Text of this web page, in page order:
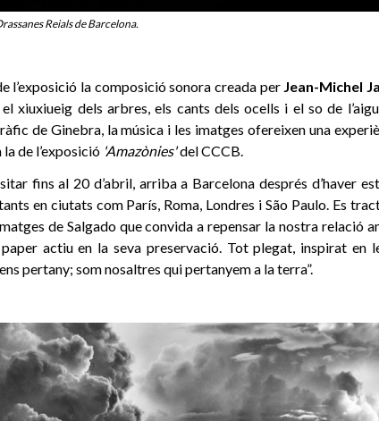
Reials de Barcelona.
l’exposició la composició sonora creada per Jean-Michel
xiuxiueig dels arbres, els cants dels ocells i el so de
de Ginebra, la música i les imatges ofereixen una
de l’exposició 'Amazònies'del CCCB.
fins al 20 d’abril, arriba a Barcelona després d’haver
en ciutats com París, Roma, Londres i São Paulo. Es
de Salgado que convida a repensar la nostra relació
actiu en la seva preservació. Tot plegat, inspirat en
pertany; som nosaltres qui pertanyem a la terra”.